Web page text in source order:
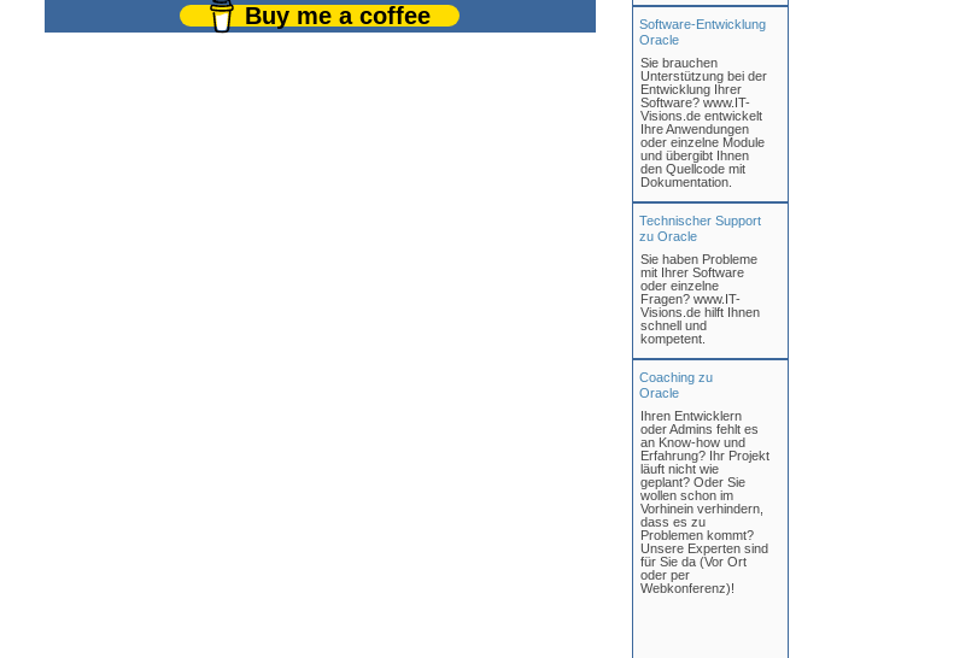
Buy me a coffee
Software-Entwicklung
Oracle
Sie brauchen
Unterstützung bei der
Entwicklung Ihrer
Software? www.IT-
Visions.de entwickelt
Ihre Anwendungen
oder einzelne Module
und übergibt Ihnen
den Quellcode mit
Dokumentation.
Technischer Support
zu Oracle
Sie haben Probleme
mit Ihrer Software
oder einzelne
Fragen? www.IT-
Visions.de hilft Ihnen
schnell und
kompetent.
Coaching zu
Oracle
Ihren Entwicklern
oder Admins fehlt es
an Know-how und
Erfahrung? Ihr Projekt
läuft nicht wie
geplant? Oder Sie
wollen schon im
Vorhinein verhindern,
dass es zu
Problemen kommt?
Unsere Experten sind
für Sie da (Vor Ort
oder per
Webkonferenz)!